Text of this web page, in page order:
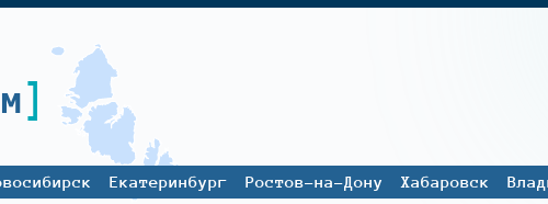
Екатеринбург Ростов-на-Дону Хабаровск